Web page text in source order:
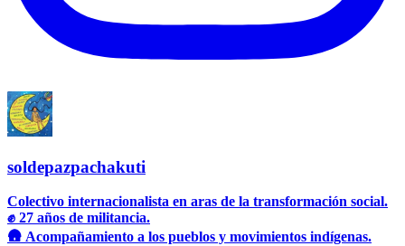
soldepazpachakuti
Colectivo internacionalista en aras de la transformación social.
✊ 27 años de militancia.
🛖 Acompañamiento a los pueblos y movimientos indígenas.